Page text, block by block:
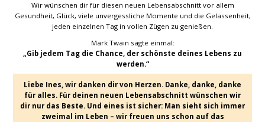
Wir wünschen dir für diesen neuen Lebensabschnitt vor allem
Gesundheit, Glück, viele unvergessliche Momente und die Gelassenheit,
jeden einzelnen Tag in vollen Zügen zu genießen.
Mark Twain sagte einmal:
„Gib jedem Tag die Chance, der schönste deines Lebens zu
werden.“
Liebe Ines, wir danken dir von Herzen. Danke, danke, danke
für alles. Für deinen neuen Lebensabschnitt wünschen wir
dir nur das Beste. Und eines ist sicher: Man sieht sich immer
zweimal im Leben – wir freuen uns schon auf das